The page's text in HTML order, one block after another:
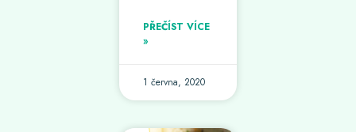
PŘEČÍST VÍCE
»
1 června, 2020